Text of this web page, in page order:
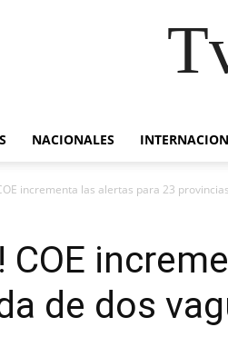
NACIONALES
incrementa las alertas para 23
COE
de dos